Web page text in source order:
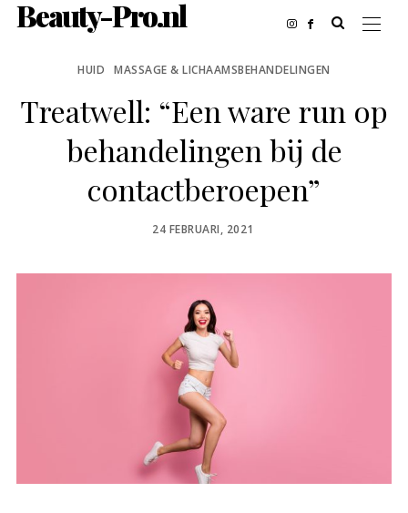
Beauty-Pro.nl
HUID MASSAGE & LICHAAMSBEHANDELINGEN
Treatwell: “Een ware run op
behandelingen bij de
contactberoepen”
POSTED
24 FEBRUARI, 2021